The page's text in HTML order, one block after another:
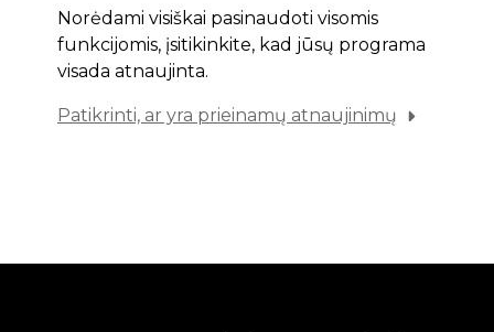
Norėdami visiškai pasinaudoti visomis
funkcijomis, įsitikinkite, kad jūsų programa
visada atnaujinta.
Patikrinti, ar yra prieinamų atnaujinimų